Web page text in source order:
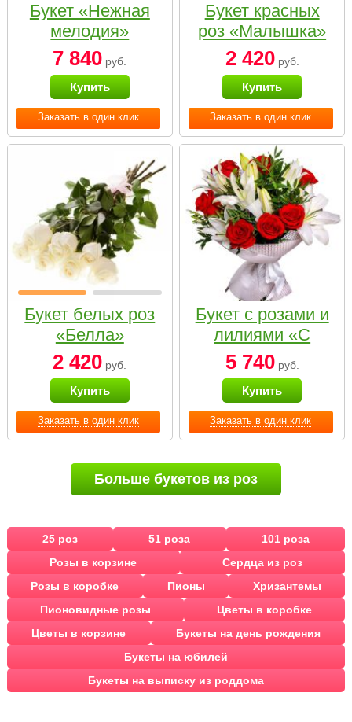
Заказать в один клик
Букет «Нежная
мелодия»
7 840 руб.
Купить
Заказать в один клик
Букет красных
роз «Малышка»
2 420руб.
Купить
Заказать в один клик
Букет белых роз
«Белла»
2 420 руб.
Купить
Заказать в один клик
Букет с розами и
лилиями «С
наилучшими
пожеланиями»
5 740руб.
Купить
Больше букетов из роз
25 роз 51 роза
101 роза
Розы в корзине
Сердца из роз
Розы в коробке
Пионы
Хризантемы
Пионовидные розы
Цветы в коробке
Цветы в корзине
Букеты на день рождения
Букеты на юбилей
Букеты на выписку из роддома